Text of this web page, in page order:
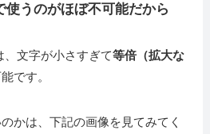
使うのがほぼ不可能だから
、文字が小さすぎて等倍（拡大な
です。
かは、下記の画像を見てみてく